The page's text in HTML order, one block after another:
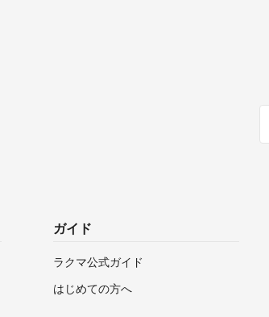
ガイド
ラクマ公式ガイド
はじめての方へ